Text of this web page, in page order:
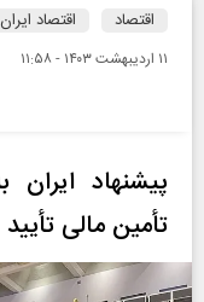
اقتصاد اقتصاد ایران
۱۱ ارديبهشت ۱۴۰۳ - ۱۱:۵۸
پیشنهاد
تأمین مالی